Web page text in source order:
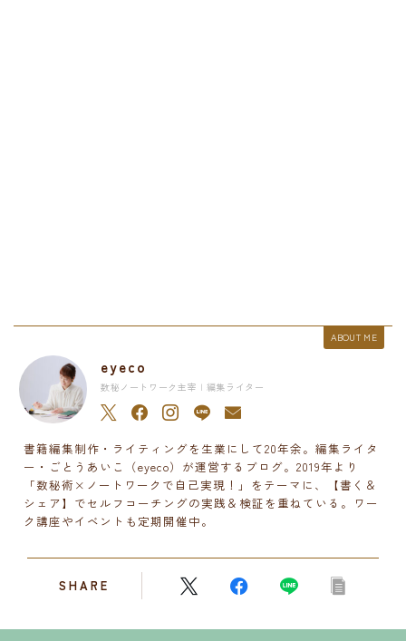
ABOUT ME
eyeco
数秘ノートワーク主宰 | 編集ライター
書籍編集制作・ライティングを生業にして20年余。編集ライタ
ー・ごとうあいこ（eyeco）が運営するブログ。2019年より
「数秘術×ノートワークで自己実現！」をテーマに、【書く＆
シェア】でセルフコーチングの実践＆検証を重ねている。ワー
ク講座やイベントも定期開催中。
SHARE